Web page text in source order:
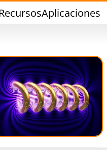
RecursosAplicaciones
con